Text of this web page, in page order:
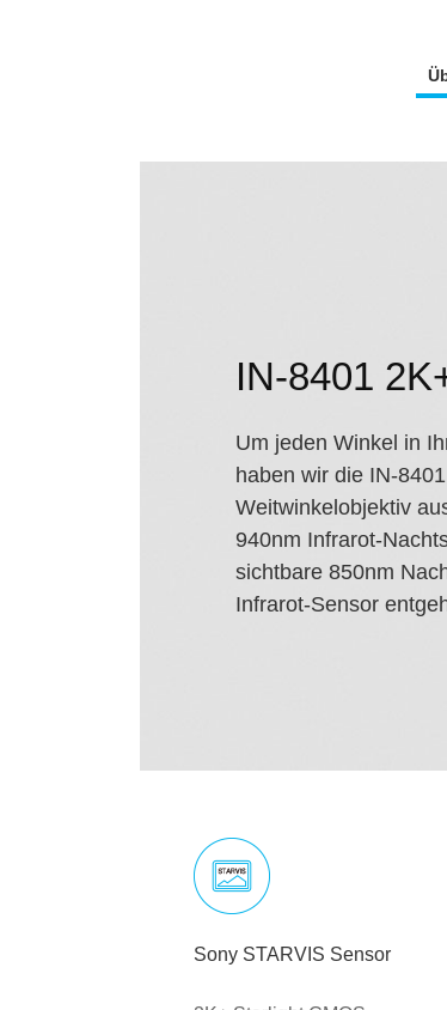
IN-8401
Um jeden Winkel in
haben wir die IN-
Weitwinkelobjektiv
940nm Infrarot-
sichtbare 850nm
Infrarot-Sensor
Sony STARVIS Sensor